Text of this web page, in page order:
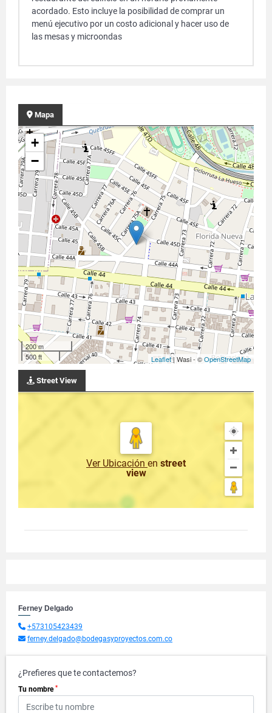
acordado. Esto incluye la posibilidad de comprar un
menú ejecutivo por un costo adicional y hacer uso de
las mesas y microondas
Mapa
+
−
200 m
500 ft
Leaflet| Wasi - ©OpenStreetMap
Street View
Ver Ubicación en street
view
Ferney Delgado
+573105423439
ferney.delgado@bodegasyproyectos.com.co
¿Prefieres que te contactemos?
Tu nombre *